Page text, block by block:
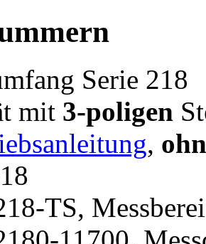
Serie 218
mit 3-poligen
,
TS,